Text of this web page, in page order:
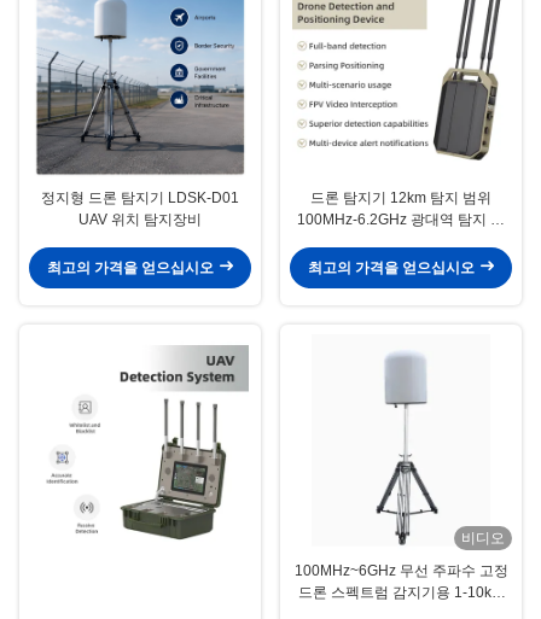
정지형 드론 탐지기 LDSK-D01
UAV 위치 탐지장비
최고의 가격을 얻으십시오
드론 탐지기 12km 탐지 범위
100MHz-6.2GHz 광대역 탐지 및
지기 드론 탐지 드론 보안 드론 방
지 시스템
최고의 가격을 얻으십시오
비디오
100MHz~6GHz 무선 주파수 고정
드론 스펙트럼 감지기용 1-10km